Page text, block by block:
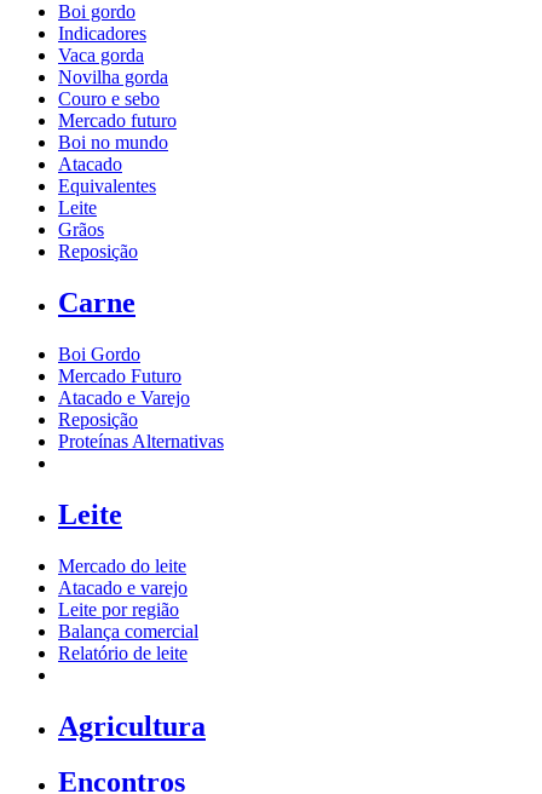
Boi gordo
Indicadores
Vaca gorda
Novilha gorda
Couro e sebo
Mercado futuro
Boi no mundo
Atacado
Equivalentes
Leite
Grãos
Reposição
Carne
Boi Gordo
Mercado Futuro
Atacado e Varejo
Reposição
Proteínas Alternativas
Leite
Mercado do leite
Atacado e varejo
Leite por região
Balança comercial
Relatório de leite
Agricultura
Encontros